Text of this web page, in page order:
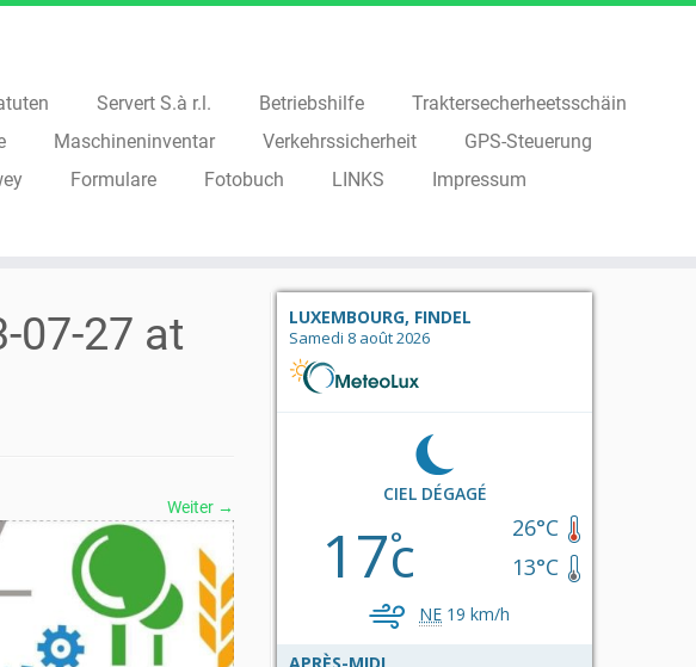
Servert S.à r.l. Betriebshilfe
Traktersecherheetsschäin
Maschineninventar Verkehrssicherheit
GPS-Steuerung
Formulare Fotobuch LINKS
Impressum
07-27 at
Weiter →
LUXEMBOURG, FINDEL
Samedi 8 août 2026
CIEL DÉGAGÉ
26°C
13°C
17c
NE 19 km/h